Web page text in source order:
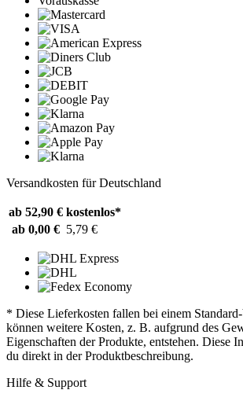
Versandkosten für Deutschland
ab 52,90 € kostenlos*
ab 0,00 € 5,79 €
* Diese Lieferkosten fallen bei einem
können weitere Kosten, z. B. aufgrund des
Eigenschaften der Produkte, entstehen. Diese
du direkt in der Produktbeschreibung.
Hilfe & Support